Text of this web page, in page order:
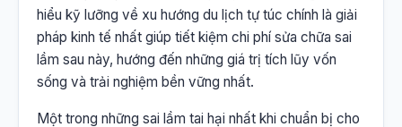
hiểu kỹ lưỡng về xu hướng du lịch tự túc chính là giải
pháp kinh tế nhất giúp tiết kiệm chi phí sửa chữa sai
lầm sau này, hướng đến những giá trị tích lũy vốn
sống và trải nghiệm bền vững nhất.
Một trong những sai lầm tai hại nhất khi chuẩn bị cho